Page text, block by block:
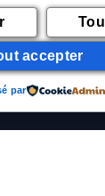
accepter
par